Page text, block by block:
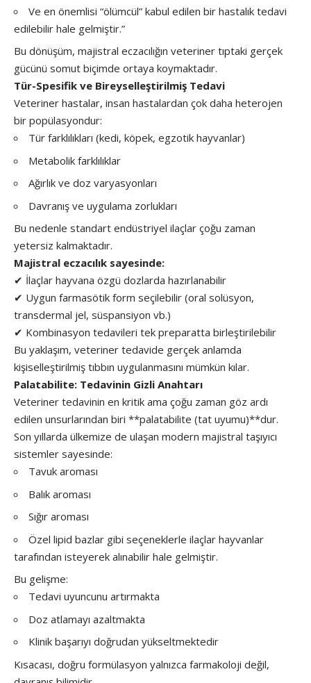
Ve en önemlisi “ölümcül” kabul edilen bir hastalık tedavi
edilebilir hale gelmiştir.”
Bu dönüşüm, majistral eczacılığın veteriner tıptaki gerçek
gücünü somut biçimde ortaya koymaktadır.
Tür-Spesifik ve Bireyselleştirilmiş Tedavi
Veteriner hastalar, insan hastalardan çok daha heterojen
bir popülasyondur:
Tür farklılıkları (kedi, köpek, egzotik hayvanlar)
Metabolik farklılıklar
Ağırlık ve doz varyasyonları
Davranış ve uygulama zorlukları
Bu nedenle standart endüstriyel ilaçlar çoğu zaman
yetersiz kalmaktadır.
Majistral eczacılık sayesinde:
✔ İlaçlar hayvana özgü dozlarda hazırlanabilir
✔ Uygun farmasötik form seçilebilir (oral solüsyon,
transdermal jel, süspansiyon vb.)
✔ Kombinasyon tedavileri tek preparatta birleştirilebilir
Bu yaklaşım, veteriner tedavide gerçek anlamda
kişiselleştirilmiş tıbbın uygulanmasını mümkün kılar.
Palatabilite: Tedavinin Gizli Anahtarı
Veteriner tedavinin en kritik ama çoğu zaman göz ardı
edilen unsurlarından biri **palatabilite (tat uyumu)**dur.
Son yıllarda ülkemize de ulaşan modern majistral taşıyıcı
sistemler sayesinde:
Tavuk aroması
Balık aroması
Sığır aroması
Özel lipid bazlar gibi seçeneklerle ilaçlar hayvanlar
tarafından isteyerek alınabilir hale gelmiştir.
Bu gelişme:
Tedavi uyuncunu artırmakta
Doz atlamayı azaltmakta
Klinik başarıyı doğrudan yükseltmektedir
Kısacası, doğru formülasyon yalnızca farmakoloji değil,